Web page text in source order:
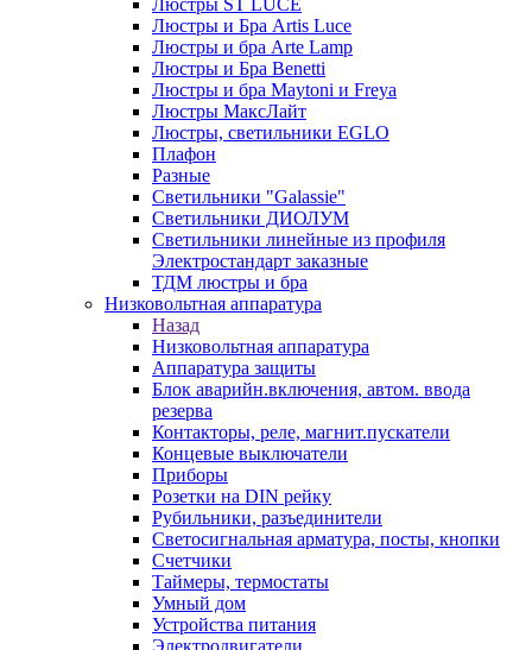
Люстры ST LUCE
Люстры и Бра Artis Luce
Люстры и бра Arte Lamp
Люстры и Бра Benetti
Люстры и бра Maytoni и Freya
Люстры МаксЛайт
Люстры, светильники EGLO
Плафон
Разные
Светильники "Galassie"
Светильники ДИОЛУМ
Светильники линейные из профиля
Электростандарт заказные
ТДМ люстры и бра
Низковольтная аппаратура
Назад
Низковольтная аппаратура
Аппаратура защиты
Блок аварийн.включения, автом. ввода
резерва
Контакторы, реле, магнит.пускатели
Концевые выключатели
Приборы
Розетки на DIN рейку
Рубильники, разъединители
Светосигнальная арматура, посты, кнопки
Счетчики
Таймеры, термостаты
Умный дом
Устройства питания